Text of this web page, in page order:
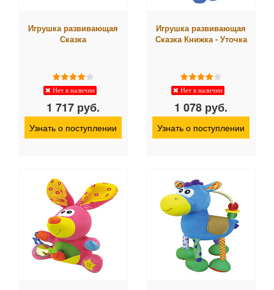
Игрушка развивающая
Сказка
Нет в наличии
1 717 руб.
Узнать о поступлении
Игрушка развивающая
Сказка Книжка - Уточка
Нет в наличии
1 078 руб.
Узнать о поступлении